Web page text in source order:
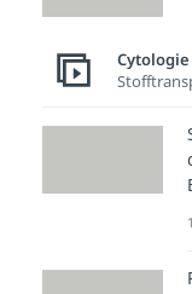
Cytologie